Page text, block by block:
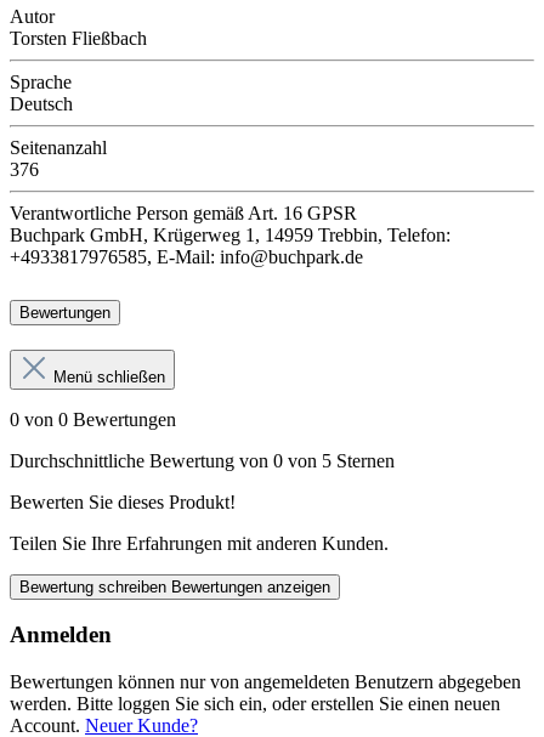
Autor
Torsten Fließbach
Sprache
Deutsch
Seitenanzahl
376
Verantwortliche Person gemäß Art. 16 GPSR
Buchpark GmbH, Krügerweg 1, 14959 Trebbin, Telefon:
+4933817976585, E-Mail: info@buchpark.de
Bewertungen
Menü schließen
0 von 0 Bewertungen
Durchschnittliche Bewertung von 0 von 5 Sternen
Bewerten Sie dieses Produkt!
Teilen Sie Ihre Erfahrungen mit anderen Kunden.
Bewertung schreiben Bewertungen anzeigen
Anmelden
Bewertungen können nur von angemeldeten Benutzern abgegeben
werden. Bitte loggen Sie sich ein, oder erstellen Sie einen neuen
Account. Neuer Kunde?